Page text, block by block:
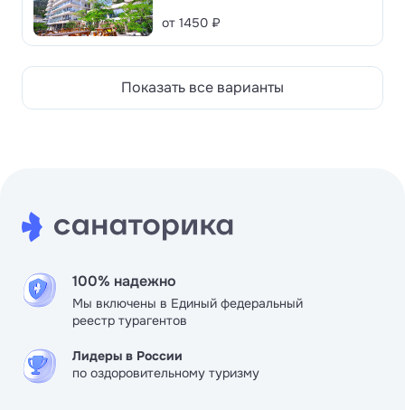
от 1450 ₽
Показать все варианты
100% надежно
Мы включены в Единый федеральный
реестр турагентов
Лидеры в России
по оздоровительному туризму